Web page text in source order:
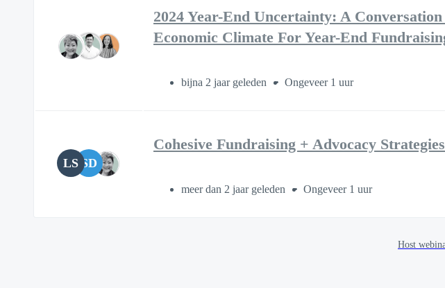
2024 Year-End Uncertainty: A
Economic Climate For Year-End
bijna 2 jaar geleden Ongeveer 1 uur
LS SD
Cohesive Fundraising + Advocacy
meer dan 2 jaar geleden Ongeveer 1 uur
Host